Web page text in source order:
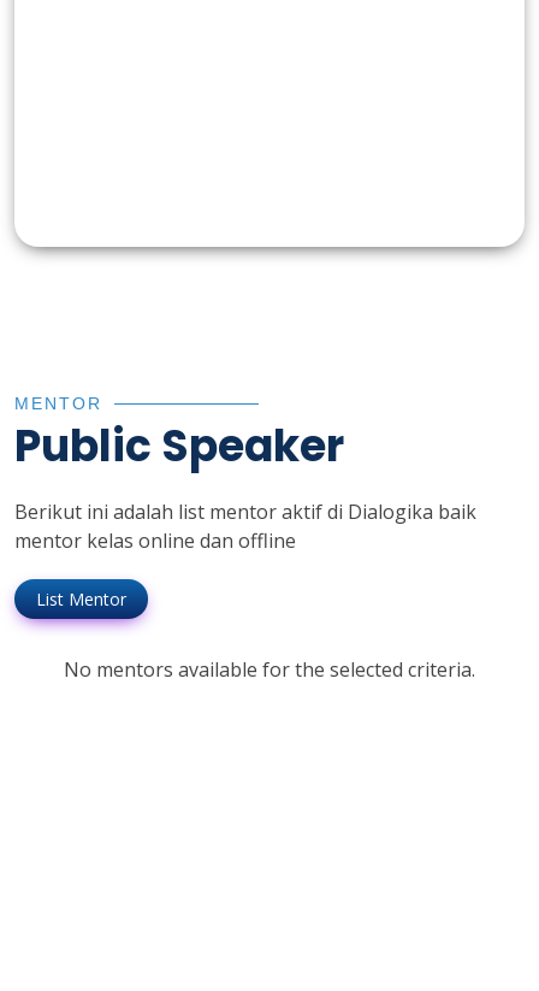
MENTOR
Public Speaker
Berikut ini adalah list mentor aktif di Dialogika baik
mentor kelas online dan offline
List Mentor
No mentors available for the selected criteria.